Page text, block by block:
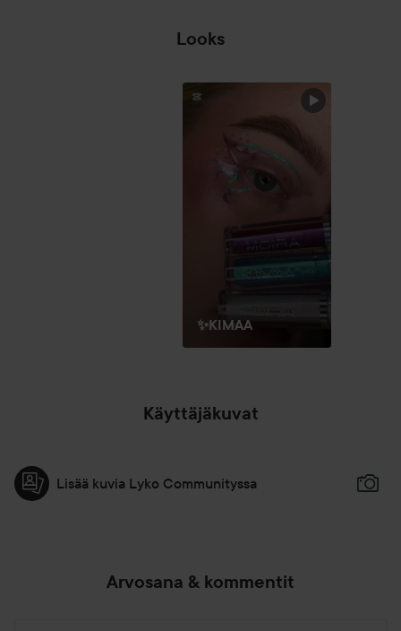
Looks
✨KIMAA
Käyttäjäkuvat
Lisää kuvia Lyko Communityssa
Arvosana & kommentit